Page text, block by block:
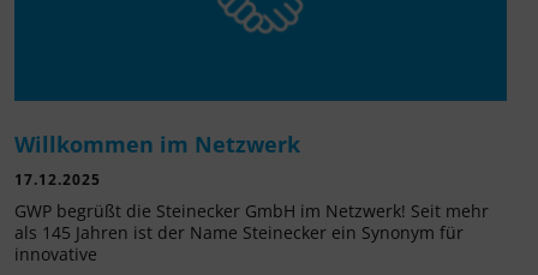
Willkommen im Netzwerk
17.12.2025
GWP begrüßt die Steinecker GmbH im Netzwerk! Seit mehr
als 145 Jahren ist der Name Steinecker ein Synonym für
innovative